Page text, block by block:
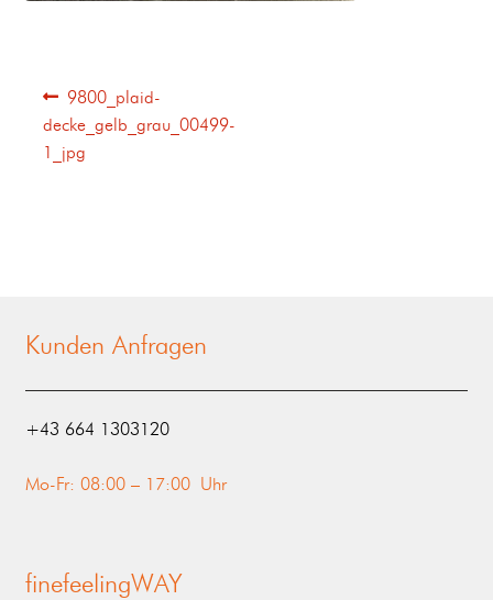
9800_plaid-
decke_gelb_grau_00499-
1_jpg
Kunden Anfragen
‭+43 664 1303120‬
Mo-Fr: 08:00 – 17:00 Uhr
finefeelingWAY